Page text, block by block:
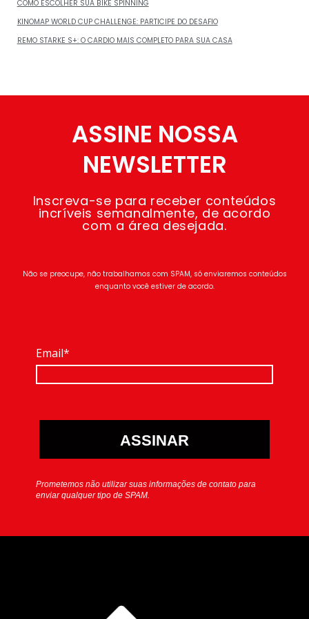
COMO ESCOLHER SUA BIKE SPINNING
KINOMAP WORLD CUP CHALLENGE: PARTICIPE DO DESAFIO
REMO STARKE S+: O CARDIO MAIS COMPLETO PARA SUA CASA
ASSINE NOSSA
NEWSLETTER
Inscreva-se para receber conteúdos
incríveis semanalmente, de acordo
com a área desejada.
Não se preocupe, não trabalhamos com SPAM, só enviaremos conteúdos
enquanto você estiver de acordo.
Email*
ASSINAR
Prometemos não utilizar suas informações de contato para
enviar qualquer tipo de SPAM.